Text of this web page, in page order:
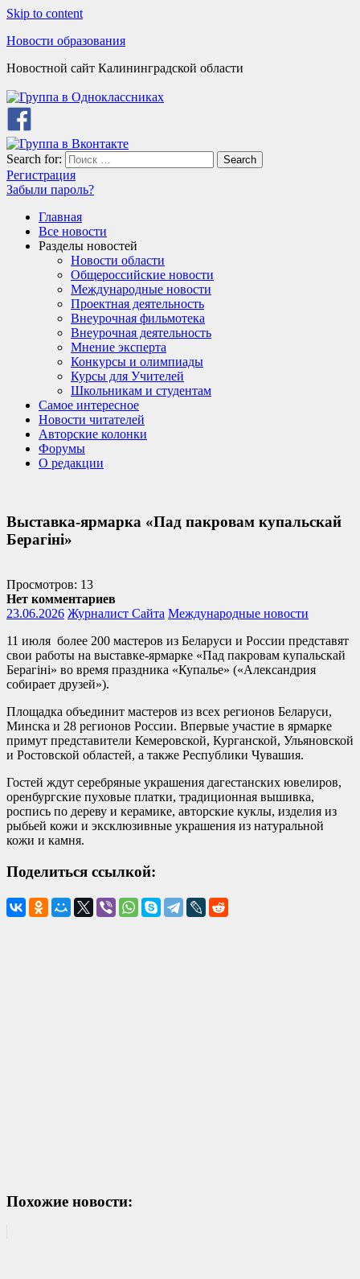
Skip to content
Новости образования
Новостной сайт Калининградской области
Search for: Search
Регистрация
Забыли пароль?
Главная
Все новости
Разделы новостей
Новости области
Общероссийские новости
Международные новости
Проектная деятельность
Внеурочная фильмотека
Внеурочная деятельность
Мнение эксперта
Конкурсы и олимпиады
Курсы для Учителей
Школьникам и студентам
Самое интересное
Новости читателей
Авторские колонки
Форумы
О редакции
Выставка-ярмарка «Пад пакровам купальскай
Берагіні»
Просмотров: 13
Нет комментариев
23.06.2026 Журналист Сайта Международные новости
11 июля более 200 мастеров из Беларуси и России представят
свои работы на выставке-ярмарке «Пад пакровам купальскай
Берагіні» во время праздника «Купалье» («Александрия
собирает друзей»).
Площадка объединит мастеров из всех регионов Беларуси,
Минска и 28 регионов России. Впервые участие в ярмарке
примут представители Кемеровской, Курганской, Ульяновской
и Ростовской областей, а также Республики Чувашия.
Гостей ждут серебряные украшения дагестанских ювелиров,
оренбургские пуховые платки, традиционная вышивка,
роспись по дереву и керамике, авторские куклы, изделия из
рыбьей кожи и эксклюзивные украшения из натуральной
кожи и камня.
Поделиться ссылкой:
Похожие новости: